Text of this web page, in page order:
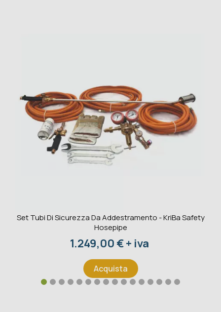
Set Tubi Di Sicurezza Da Addestramento - KriBa Safety
Hosepipe
Prezzo
1.249,00 € + iva
Acquista